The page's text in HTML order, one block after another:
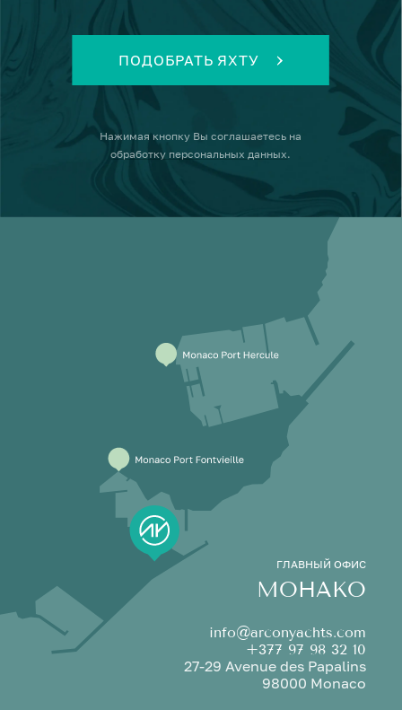
ПОДОБРАТЬ ЯХТУ
Нажимая кнопку Вы соглашаетесь на
обработку персональных данных.
ГЛАВНЫЙ ОФИС
МОНАКО
info@arconyachts.com
+377 97 98 32 10
27-29 Avenue des Papalins
98000 Monaco